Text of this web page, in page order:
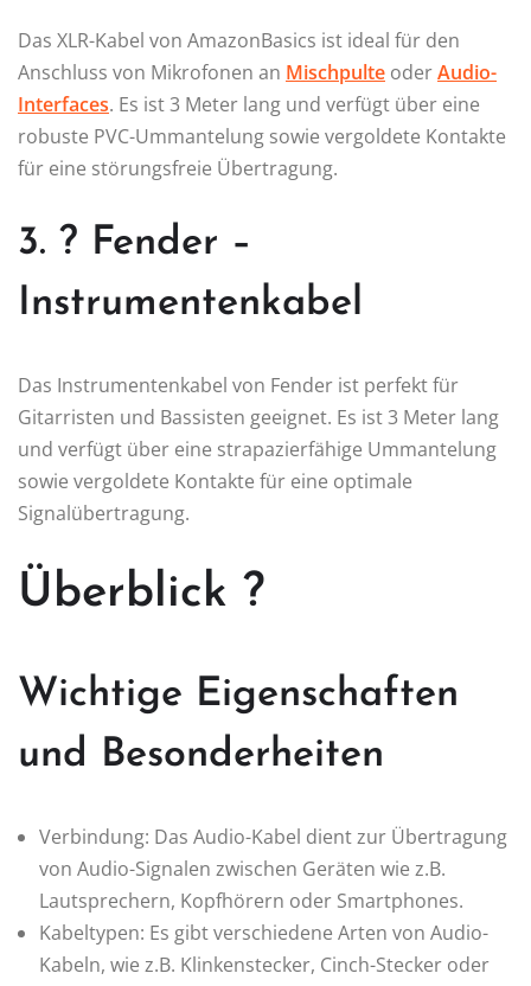
Das XLR-Kabel von AmazonBasics ist ideal für den
Anschluss von Mikrofonen an Mischpulte oderAudio-
Interfaces. Es ist 3 Meter lang und verfügt über eine
robuste PVC-Ummantelung sowie vergoldete Kontakte
für eine störungsfreie Übertragung.
3. ? Fender –
Instrumentenkabel
Das Instrumentenkabel von Fender ist perfekt für
Gitarristen und Bassisten geeignet. Es ist 3 Meter lang
und verfügt über eine strapazierfähige Ummantelung
sowie vergoldete Kontakte für eine optimale
Signalübertragung.
Überblick ?
Wichtige Eigenschaften
und Besonderheiten
Verbindung: Das Audio-Kabel dient zur Übertragung
von Audio-Signalen zwischen Geräten wie z.B.
Lautsprechern, Kopfhörern oder Smartphones.
Kabeltypen: Es gibt verschiedene Arten von Audio-
Kabeln, wie z.B. Klinkenstecker, Cinch-Stecker oder